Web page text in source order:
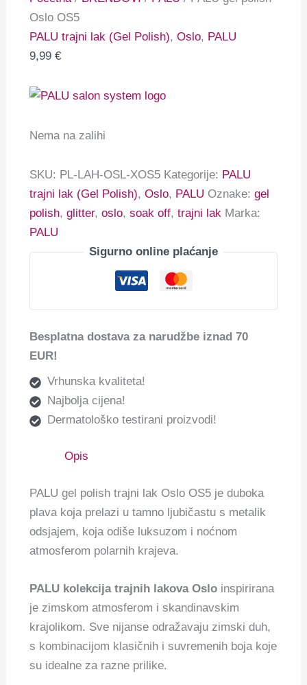
Oslo OS5
PALU trajni lak (Gel Polish),Oslo, PALU
9,99€
Nema na zalihi
SKU: PL-LAH-OSL-XOS5 Kategorije: PALU
trajni lak (Gel Polish),Oslo, PALU Oznake:gel
polish,glitter,oslo,soak off,trajni lak Marka:
PALU
Sigurno online plaćanje
Besplatna dostava za narudžbe iznad 70
EUR!
Vrhunska kvaliteta!
Najbolja cijena!
Dermatološko testirani proizvodi!
Opis
PALU gel polish trajni lak Oslo OS5 je duboka
plava koja prelazi u tamno ljubičastu s metalik
odsjajem, koja odiše luksuzom i noćnom
atmosferom polarnih krajeva.
PALU kolekcija trajnih lakova Oslo inspirirana
je zimskom atmosferom i skandinavskim
krajolikom. Sve nijanse odražavaju zimski duh,
s kombinacijom klasičnih i suvremenih boja koje
su idealne za razne prilike.